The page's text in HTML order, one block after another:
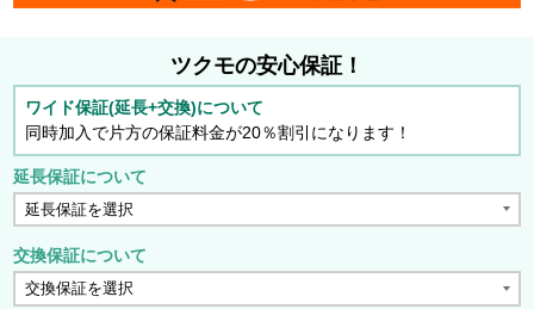
ツクモの安心保証！
ワイド保証(延長+交換)について
同時加入で片方の保証料金が20％割引になります！
延長保証について
交換保証について